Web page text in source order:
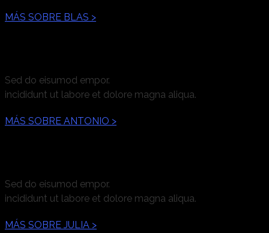
MÁS SOBRE BLAS >
Sed do eisumod empor.
incididunt ut labore et dolore magna aliqua.
MÁS SOBRE ANTONIO >
Sed do eisumod empor.
incididunt ut labore et dolore magna aliqua.
MÁS SOBRE JULIA >